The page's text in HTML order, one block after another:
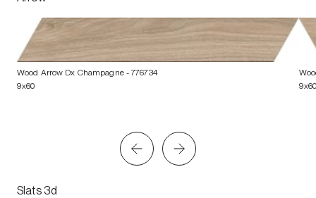
Wood Arrow Dx Champagne- 776734
9x60
Slats 3d